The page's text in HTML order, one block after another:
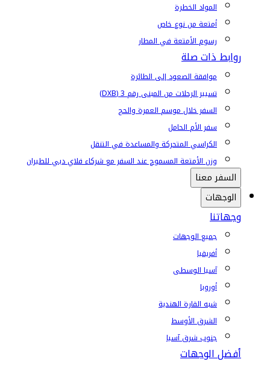
المواد الخطرة
أمتعة من نوع خاص
رسوم الأمتعة في المطار
روابط ذات صلة
موافقة الصعود إلى الطائرة
تسيير الرحلات من المبنى رقم 3 (DXB)
السفر خلال موسم العمرة والحج
سفر الأم الحامل
الكراسي المتحركة والمساعدة في التنقل
وزن الأمتعة المسموح عند السفر مع شركاء فلاي دبي للطيران
السفر معنا
الوجهات
وجهاتنا
جميع الوجهات
أفريقيا
آسيا الوسطى
أوروبا
شبه القارة الهندية
الشرق الأوسط
جنوب شرق آسيا
أفضل الوجهات